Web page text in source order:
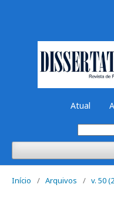
Atual
Início / Arquivos / v. 50